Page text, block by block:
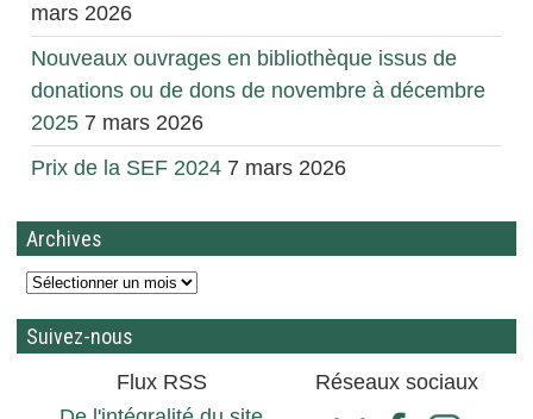
mars 2026
Nouveaux ouvrages en bibliothèque issus de
donations ou de dons de novembre à décembre
2025 7 mars 2026
Prix de la SEF 2024 7 mars 2026
Archives
Suivez-nous
Flux RSS
Réseaux sociaux